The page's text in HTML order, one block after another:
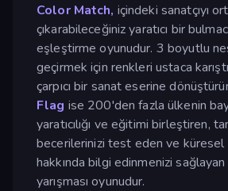
Color Match, içindeki sanatçıyı
çıkarabileceğiniz yaratıcı bir
eşleştirme oyunudur. 3 boyutlu
geçirmek için renkleri ustaca
çarpıcı bir sanat eserine
Flag ise 200'den fazla ülkenin
yaratıcılığı ve eğitimi birleştiren,
becerilerinizi test eden ve
hakkında bilgi edinmenizi
yarışması oyunudur.